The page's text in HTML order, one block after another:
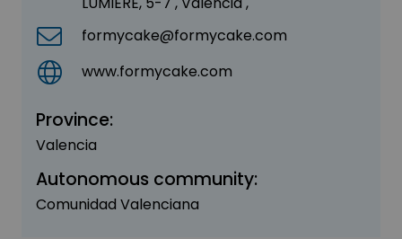
formycake@formycake.com
www.formycake.com
Province:
Valencia
Autonomous community:
Comunidad Valenciana